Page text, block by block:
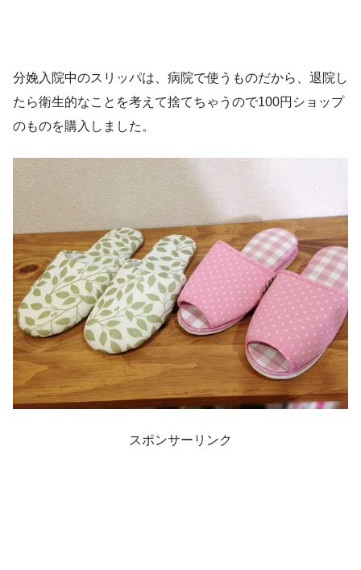
分娩入院中のスリッパは、病院で使うものだから、退院し
たら衛生的なことを考えて捨てちゃうので100円ショップ
のものを購入しました。
スポンサーリンク